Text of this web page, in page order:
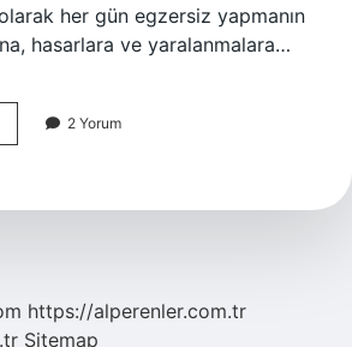
her gün egzersiz yapmanın
hasarlara ve yaralanmalara…
2 Yorum
https://alperenler.com.tr
Sitemap